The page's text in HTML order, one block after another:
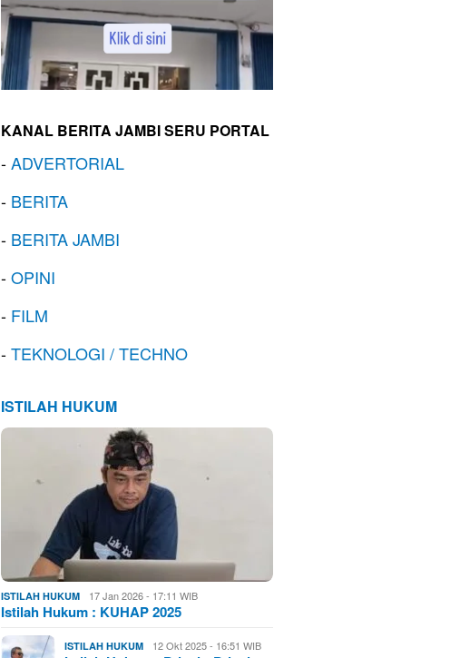
KANAL BERITA JAMBI SERU PORTAL
-ADVERTORIAL
- BERITA
- BERITA JAMBI
-OPINI
- FILM
-TEKNOLOGI / TECHNO
ISTILAH HUKUM
ISTILAH HUKUM 17 Jan 2026 - 17:11 WIB
Istilah Hukum : KUHAP 2025
ISTILAH HUKUM 12 Okt 2025 - 16:51 WIB